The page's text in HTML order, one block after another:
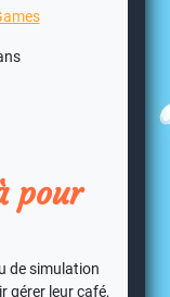
pour
de simulation
gérer leur café,